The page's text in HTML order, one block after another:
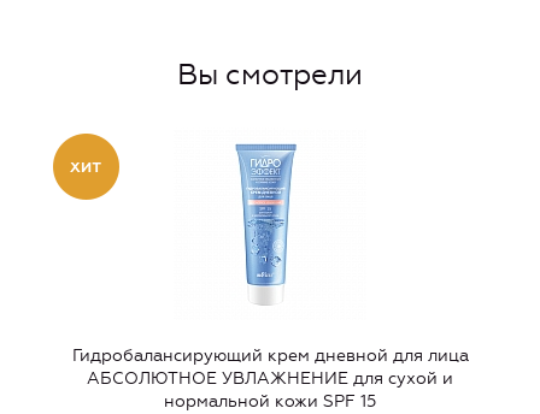
Вы смотрели
Гидробалансирующий крем дневной для лица
АБСОЛЮТНОЕ УВЛАЖНЕНИЕ для сухой и
нормальной кожи SPF 15